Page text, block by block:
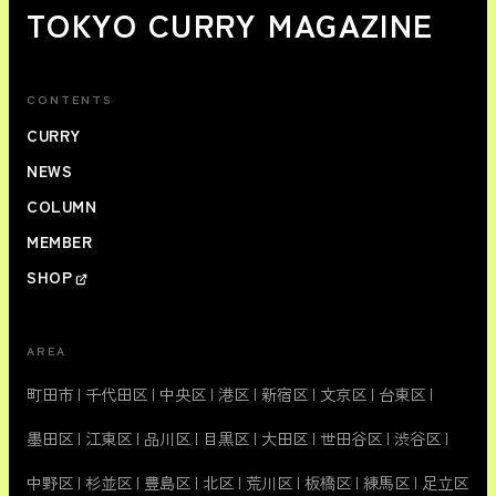
TOKYO CURRY MAGAZINE
CONTENTS
CURRY
NEWS
COLUMN
MEMBER
SHOP
AREA
町田市 | 千代田区 | 中央区 | 港区 | 新宿区 | 文京区 | 台東区 |
墨田区 | 江東区 | 品川区 | 目黒区 | 大田区 | 世田谷区 | 渋谷区 |
中野区 | 杉並区 | 豊島区 | 北区 | 荒川区 | 板橋区 | 練馬区 | 足立区